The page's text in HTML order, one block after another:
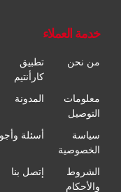
خدمة العملاء
من نحن
تطبيق
كارأنتيم
معلومات
التوصيل
المدونة
سياسة
الخصوصية
أسئلة وأجوبة
الشروط
والأحكام
إتصل بنا